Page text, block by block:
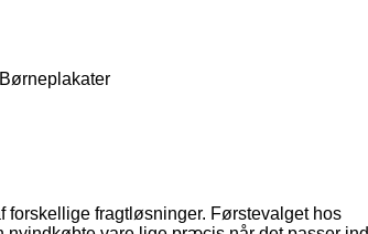
fragtløsninger. Førstevalget hos